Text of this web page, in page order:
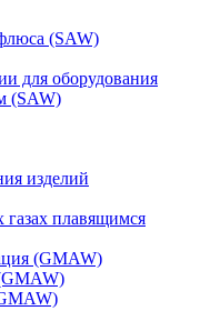
(SAW)
для оборудования
(SAW)
изделий
газах плавящимся
(GMAW)